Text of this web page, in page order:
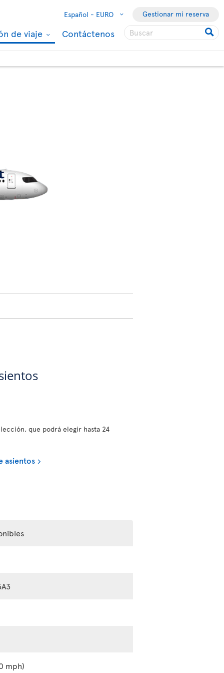
Español - EURO Gestionar mi reserva
de viaje Contáctenos
que podrá elegir hasta 24
asientos
mph)